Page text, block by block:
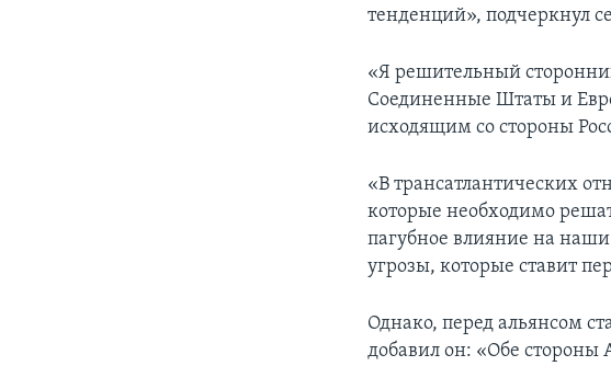
тенденций», подчеркнул
«Я решительный
Соединенные Штаты и
исходящим со стороны
«В трансатлантических
которые необходимо
пагубное влияние на
угрозы, которые ставит
Однако, перед альянсом
добавил он: «Обе стороны